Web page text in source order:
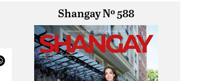
Shangay Nº 588